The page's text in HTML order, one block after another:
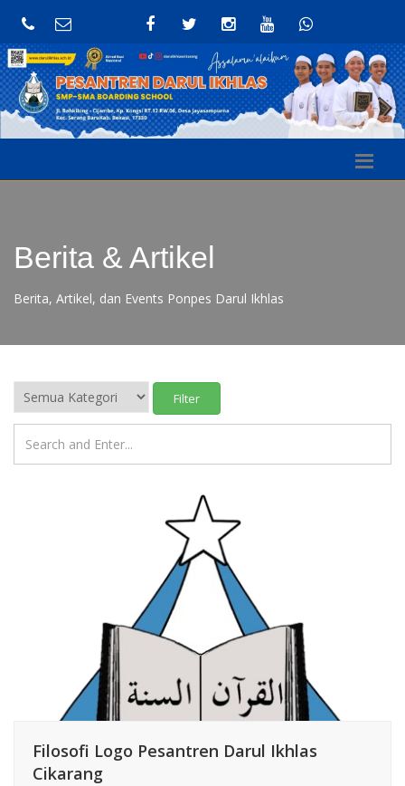
Berita & Artikel
Berita, Artikel, dan Events Ponpes Darul Ikhlas
Filosofi Logo Pesantren Darul Ikhlas
Cikarang